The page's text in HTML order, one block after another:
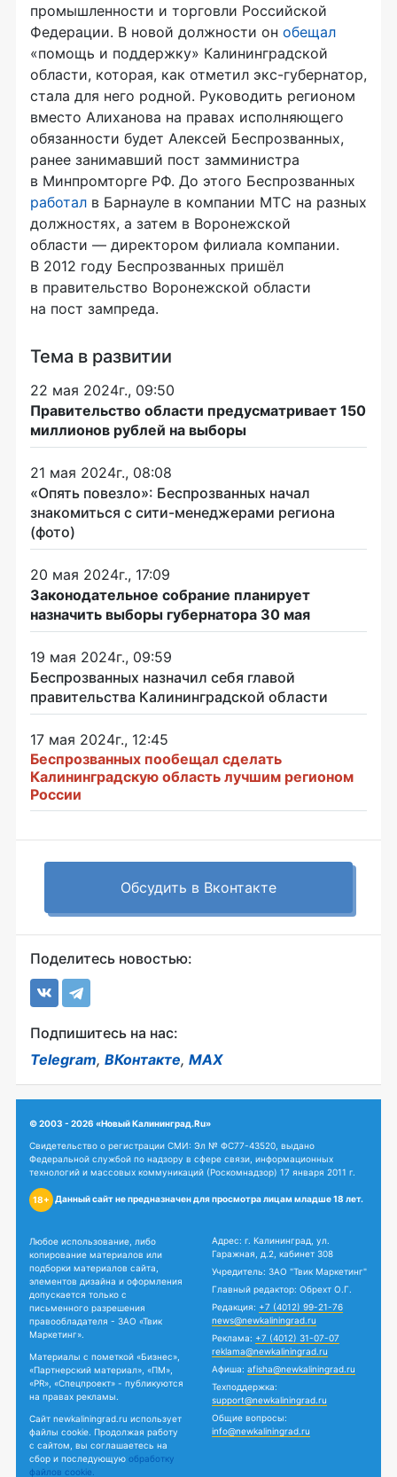
промышленности и торговли Российской
Федерации. В новой должности он обещал
«помощь и поддержку» Калининградской
области, которая, как отметил экс-губернатор,
стала для него родной. Руководить регионом
вместо Алиханова на правах исполняющего
обязанности будет Алексей Беспрозванных,
ранее занимавший пост замминистра
в Минпромторге РФ. До этого Беспрозванных
работал в Барнауле в компании МТС на разных
должностях, а затем в Воронежской
области — директором филиала компании.
В 2012 году Беспрозванных пришёл
в правительство Воронежской области
на пост зампреда.
Тема в развитии
22 мая 2024г., 09:50
Правительство области предусматривает 150
миллионов рублей на выборы
21 мая 2024г., 08:08
«Опять повезло»: Беспрозванных начал
знакомиться с сити-менеджерами региона
(фото)
20 мая 2024г., 17:09
Законодательное собрание планирует
назначить выборы губернатора 30 мая
19 мая 2024г., 09:59
Беспрозванных назначил себя главой
правительства Калининградской области
17 мая 2024г., 12:45
Беспрозванных пообещал сделать
Калининградскую область лучшим регионом
России
Обсудить в Вконтакте
Поделитесь новостью:
Подпишитесь на нас:
Telegram, ВКонтакте, MAX
© 2003 - 2026 «Новый Калининград.Ru»
Свидетельство о регистрации СМИ: Эл № ФС77-43520, выдано
Федеральной службой по надзору в сфере связи, информационных
технологий и массовых коммуникаций (Роскомнадзор) 17 января 2011 г.
18+ Данный сайт не предназначен для просмотра лицам младше 18 лет.
Любое использование, либо
копирование материалов или
подборки материалов сайта,
элементов дизайна и оформления
допускается только с
письменного разрешения
правообладателя - ЗАО «Твик
Маркетинг».
Материалы с пометкой «Бизнес»,
«Партнерский материал», «ПМ»,
«PR», «Спецпроект» - публикуются
на правах рекламы.
Сайт newkaliningrad.ru использует
файлы cookie. Продолжая работу
с сайтом, вы соглашаетесь на
сбор и последующую обработку
файлов cookie.
Адрес: г. Калининград, ул.
Гаражная, д.2, кабинет 308
Учредитель: ЗАО "Твик Маркетинг"
Главный редактор: Обрехт О.Г.
Редакция: +7 (4012) 99-21-76
news@newkaliningrad.ru
Реклама: +7 (4012) 31-07-07
reklama@newkaliningrad.ru
Афиша: afisha@newkaliningrad.ru
Техподдержка:
support@newkaliningrad.ru
Общие вопросы:
info@newkaliningrad.ru